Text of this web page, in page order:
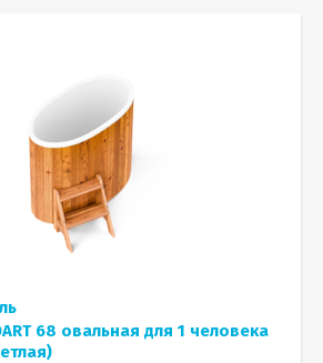
68 овальная для 1 человека